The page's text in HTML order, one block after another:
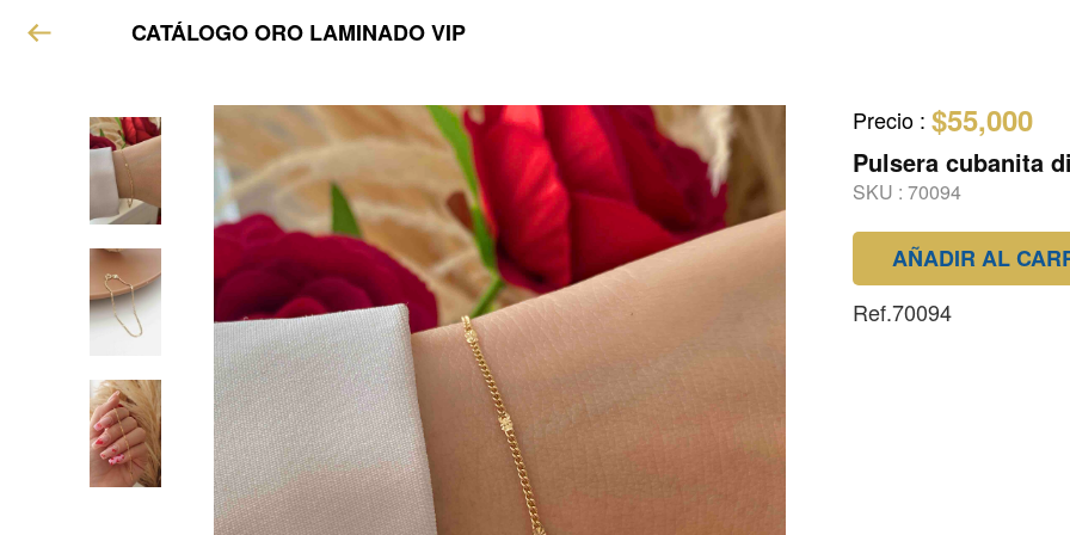
CATÁLOGO ORO LAMINADO VIP
Precio : $55,000
Pulsera cubanita
SKU : 70094
AÑADIR AL
Ref.70094